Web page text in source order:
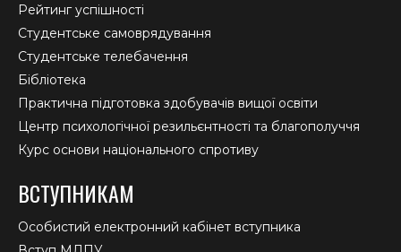
Рейтинг успішності
Студентське самоврядування
Студентське телебачення
Бібліотека
Практична підготовка здобувачів вищої освіти
Центр психологічної резильєнтності та благополуччя
Курс основи національного спротиву
ВСТУПНИКАМ
Особистий електронний кабінет вступника